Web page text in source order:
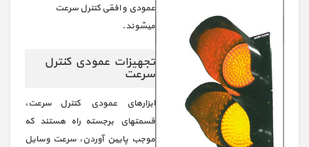
عمودي و افقی کنترل سرعت
میشوند.
تجهیزات عمودي کنترل
سرعت
ابزارهاي عمودي کنترل سرعت،
قسمتهاي برجسته راه هستند که
موجب پایین آوردن، سرعت وسایل